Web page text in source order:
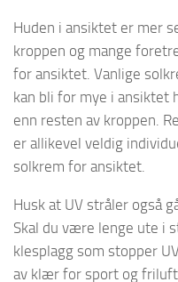
Huden i ansiktet er mer
kroppen og mange
for ansiktet. Vanlige
kan bli for mye i ansiktet
enn resten av kroppen.
er allikevel veldig
solkrem for ansiktet.
Husk at UV stråler også
Skal du være lenge ute i
klesplagg som stopper
av klær for sport og